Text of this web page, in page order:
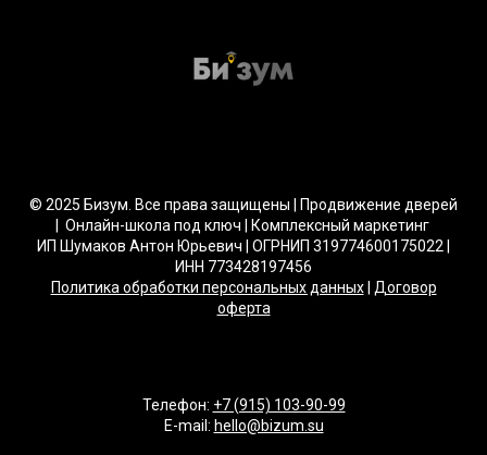
© 2025 Бизум. Все права защищены | Продвижение дверей
| Онлайн-школа под ключ | Комплексный маркетинг
ИП Шумаков Антон Юрьевич | ОГРНИП 319774600175022 |
ИНН 773428197456
Политика обработки персональных данных| Договор
оферта
Телефон: +7 (915) 103-90-99
E-mail: hello@bizum.su